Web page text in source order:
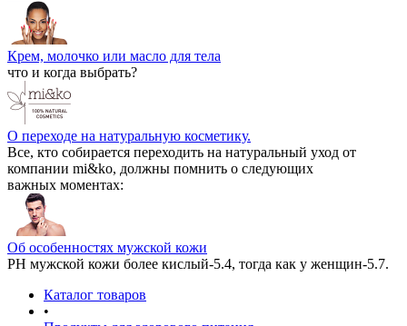
Крем, молочко или масло для тела
что и когда выбрать?
О переходе на натуральную косметику.
Все, кто собирается переходить на натуральный уход от
компании mi&ko, должны помнить о следующих
важных моментах:
Об особенностях мужской кожи
РН мужской кожи более кислый-5.4, тогда как у женщин-5.7.
Каталог товаров
•